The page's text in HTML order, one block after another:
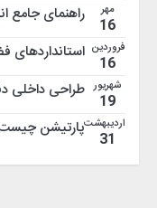
مهر
16
راهنمای جامع
فروردین
16
استانداردهای
شهریور
19
طراحی داخلی
اردیبهشت
31
پارتیشن